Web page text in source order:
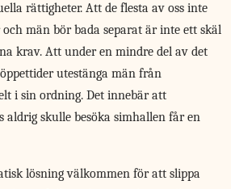
rättigheter. Att de flesta av oss inte
män bör bada separat är inte ett skäl
krav. Att under en mindre del av det
utestänga män från
i sin ordning. Det innebär att
aldrig skulle besöka simhallen får en
lösning välkommen för att slippa